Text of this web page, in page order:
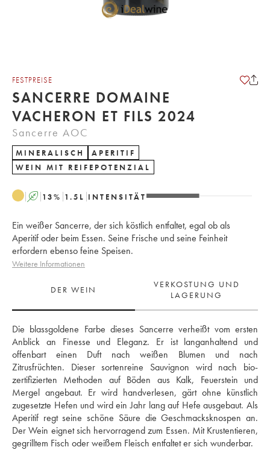
FESTPREISE
SANCERRE DOMAINE
VACHERON ET FILS 2024
Sancerre AOC
MINERALISCH
APERITIF
WEIN MIT REIFEPOTENZIAL
A 13% 1.5 L INTENSITÄT
Ein weißer Sancerre, der sich köstlich entfaltet, egal ob als
Aperitif oder beim Essen. Seine Frische und seine Feinheit
erfordern ebenso feine Speisen.
Weitere Informationen
DER WEIN
VERKOSTUNG UND
LAGERUNG
Die blassgoldene Farbe dieses Sancerre verheißt vom ersten
Anblick an Finesse und Eleganz. Er ist langanhaltend und
offenbart einen Duft nach weißen Blumen und nach
Zitrusfrüchten. Dieser sortenreine Sauvignon wird nach bio-
zertifizierten Methoden auf Böden aus Kalk, Feuerstein und
Mergel angebaut. Er wird handverlesen, gärt ohne künstlich
zugesetzte Hefen und wird ein Jahr lang auf Hefe ausgebaut. Als
Aperitif regt seine schöne Säure die Geschmacksknospen an.
Der Wein eignet sich hervorragend zum Essen. Mit Krustentieren,
gegrilltem Fisch oder weißem Fleisch entfaltet er sich wunderbar.